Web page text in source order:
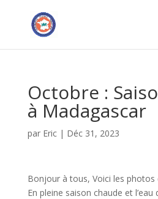
Octobre :
à Madagascar
par Eric| Déc 31, 2023
Bonjour à tous, Voici les photos
En pleine saison chaude et